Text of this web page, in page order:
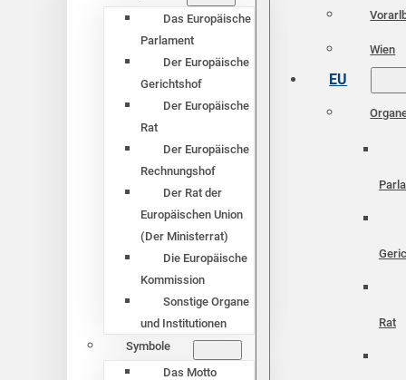
Das Europäische
Parlament
Der Europäische
Gerichtshof
Der Europäische
Rat
Der Europäische
Rechnungshof
Der Rat der
Europäischen Union
(Der Ministerrat)
Die Europäische
Kommission
Sonstige Organe
und Institutionen
Symbole
Das Motto
Wien
EU
Rat